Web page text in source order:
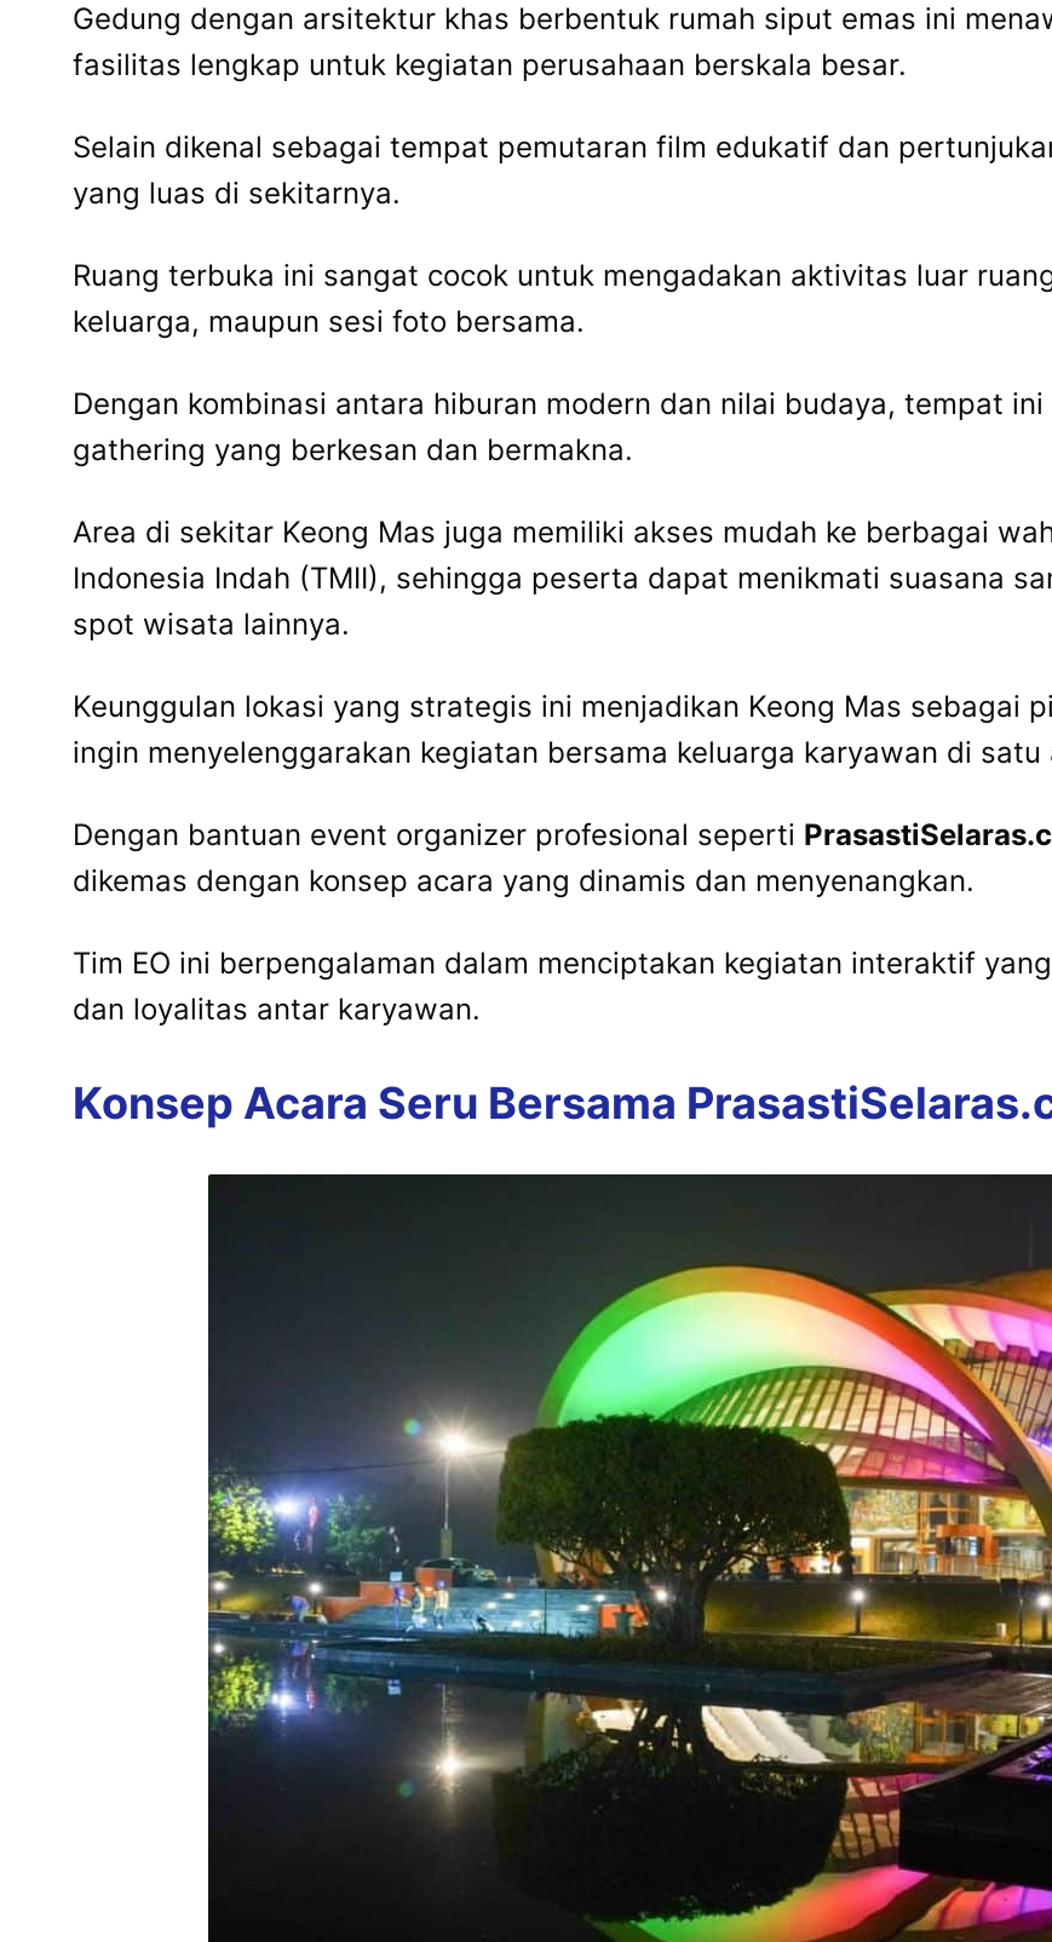
Gedung dengan arsitektur khas berbentuk rumah siput emas ini
fasilitas lengkap untuk kegiatan perusahaan berskala besar.
Selain dikenal sebagai tempat pemutaran film edukatif dan
yang luas di sekitarnya.
Ruang terbuka ini sangat cocok untuk mengadakan aktivitas luar
keluarga, maupun sesi foto bersama.
Dengan kombinasi antara hiburan modern dan nilai budaya, tempat
gathering yang berkesan dan bermakna.
Area di sekitar Keong Mas juga memiliki akses mudah ke berbagai
Indonesia Indah (TMII), sehingga peserta dapat menikmati suasana
spot wisata lainnya.
Keunggulan lokasi yang strategis ini menjadikan Keong Mas sebagai
ingin menyelenggarakan kegiatan bersama keluarga karyawan di satu
Dengan bantuan event organizer profesional seperti
dikemas dengan konsep acara yang dinamis dan menyenangkan.
Tim EO ini berpengalaman dalam menciptakan kegiatan interaktif
dan loyalitas antar karyawan.
Konsep Acara Seru Bersama